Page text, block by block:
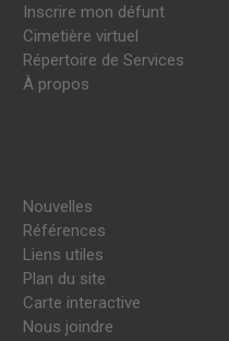
Inscrire mon défunt
Cimetière virtuel
Répertoire de Services
À propos
Nouvelles
Références
Liens utiles
Plan du site
Carte interactive
Nous joindre